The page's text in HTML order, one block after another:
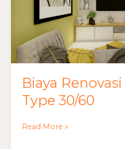
Biaya
Type 30/60
Read More »